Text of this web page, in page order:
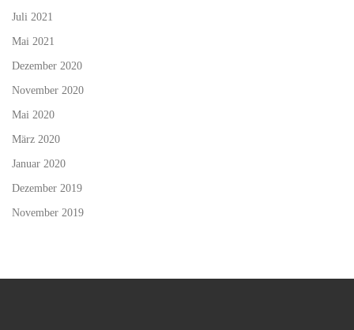
Juli 2021
Mai 2021
Dezember 2020
November 2020
Mai 2020
März 2020
Januar 2020
Dezember 2019
November 2019